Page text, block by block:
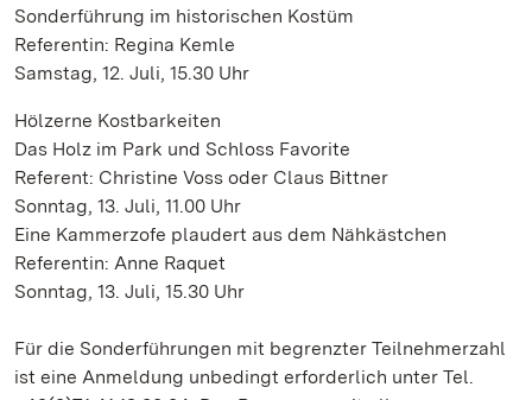
Sonderführung im historischen Kostüm
Referentin: Regina Kemle
Samstag, 12. Juli, 15.30 Uhr
Hölzerne Kostbarkeiten
Das Holz im Park und Schloss Favorite
Referent: Christine Voss oder Claus Bittner
Sonntag, 13. Juli, 11.00 Uhr
Eine Kammerzofe plaudert aus dem Nähkästchen
Referentin: Anne Raquet
Sonntag, 13. Juli, 15.30 Uhr
Für die Sonderführungen mit begrenzter Teilnehmerzahl
ist eine Anmeldung unbedingt erforderlich unter Tel.